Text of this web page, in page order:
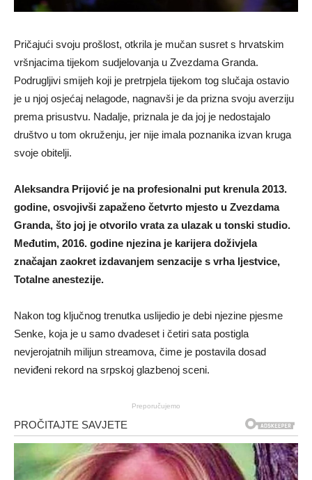
Pričajući svoju prošlost, otkrila je mučan susret s hrvatskim
vršnjacima tijekom sudjelovanja u Zvezdama Granda.
Podrugljivi smijeh koji je pretrpjela tijekom tog slučaja ostavio
je u njoj osjećaj nelagode, nagnavši je da prizna svoju averziju
prema prisustvu. Nadalje, priznala je da joj je nedostajalo
društvo u tom okruženju, jer nije imala poznanika izvan kruga
svoje obitelji.
Aleksandra Prijović je na profesionalni put krenula 2013.
godine, osvojivši zapaženo četvrto mjesto u Zvezdama
Granda, što joj je otvorilo vrata za ulazak u tonski studio.
Međutim, 2016. godine njezina je karijera doživjela
značajan zaokret izdavanjem senzacije s vrha ljestvice,
Totalne anestezije.
Nakon tog ključnog trenutka uslijedio je debi njezine pjesme
Senke, koja je u samo dvadeset i četiri sata postigla
nevjerojatnih milijun streamova, čime je postavila dosad
neviđeni rekord na srpskoj glazbenoj sceni.
Preporučujemo